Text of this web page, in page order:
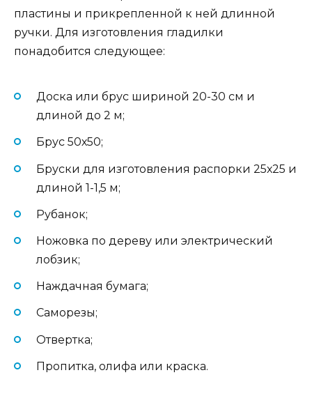
пластины и прикрепленной к ней длинной
ручки. Для изготовления гладилки
понадобится следующее:
Доска или брус шириной 20-30 см и
длиной до 2 м;
Брус 50х50;
Бруски для изготовления распорки 25х25 и
длиной 1-1,5 м;
Рубанок;
Ножовка по дереву или электрический
лобзик;
Наждачная бумага;
Саморезы;
Отвертка;
Пропитка, олифа или краска.